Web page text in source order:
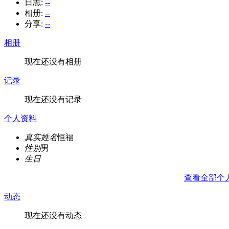
日志: --
相册: --
分享: --
相册
现在还没有相册
记录
现在还没有记录
个人资料
真实姓名恒福
性别男
生日
查看全部个
动态
现在还没有动态